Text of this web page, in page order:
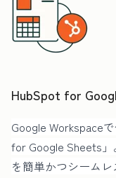
HubSpot for
Google Workspace
for Google Sheets
を簡単かつシームレ